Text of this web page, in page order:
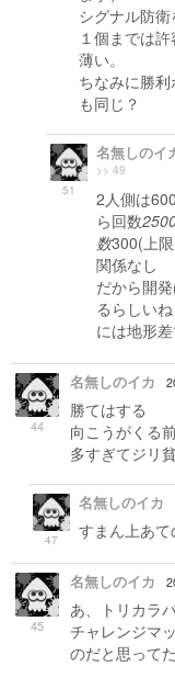
シグナル防衛
１個までは
薄い。
ちなみに勝
も同じ？
51
名無しのイ
>> 49
2人側は
ら回数
数300(上
関係なし
だから開
るらしい
には地形
44
名無しのイカ
勝てはする
向こうがくる
多すぎてジリ
47
名無しのイカ
すまん上あて
45
名無しのイカ
あ、トリカラ
チャレンジマ
のだと思って